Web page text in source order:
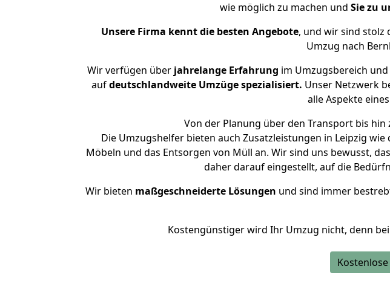
wie möglich zu machen und Sie zu
Unsere Firma kennt die besten Angebote, und wir sind stolz
Umzug nach
Wir verfügen überjahrelange Erfahrung im Umzugsbereich
aufdeutschlandweite Umzüge spezialisiert. Unser Netzwerk
alle Aspekte
Von der Planung über den Transport bis
Die Umzugshelfer bieten auch Zusatzleistungen in Leipzig wie
Möbeln und das Entsorgen von Müll an. Wir sind uns bewusst,
daher darauf eingestellt, auf die
Wir bieten maßgeschneiderte Lösungen und sind immer
Kostengünstiger wird Ihr Umzug nicht, denn